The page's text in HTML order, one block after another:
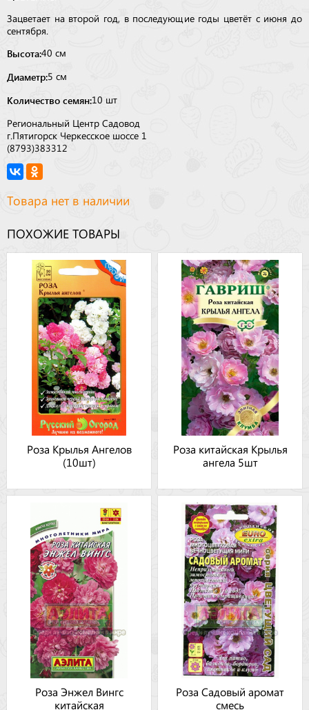
Зацветает на второй год, в последующие годы цветёт с июня до
сентября.
Высота:40 см
Диаметр:5 см
Количество семян:10 шт
Региональный Центр Садовод
г.Пятигорск Черкесское шоссе 1
(8793)383312
Товара нет в наличии
ПОХОЖИЕ ТОВАРЫ
Роза Крылья Ангелов
(10шт)
Роза китайская Крылья
ангела 5шт
Роза Энжел Вингс
китайская
Роза Садовый аромат
смесь